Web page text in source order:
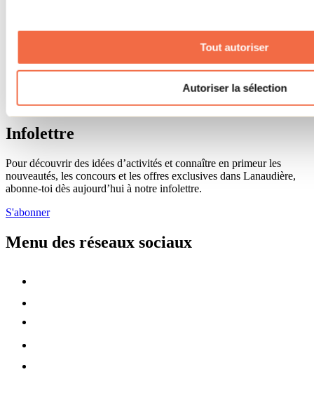
Tout autoriser
Autoriser la sélection
Zone entreprises
Banque de figurants
Programme ambassadeur
Infolettre
Pour découvrir des idées d’activités et connaître en primeur les
nouveautés, les concours et les offres exclusives dans Lanaudière,
abonne-toi dès aujourd’hui à notre infolettre.
S'abonner
Menu des réseaux sociaux